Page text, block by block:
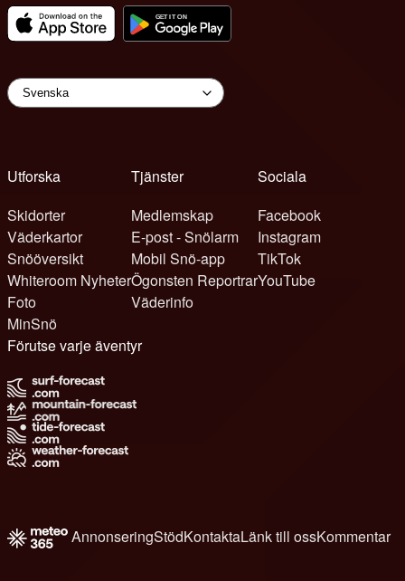
Utforska
Skidorter
Väderkartor
Snööversikt
Whiteroom Nyheter
Foto
MinSnö
Tjänster
Medlemskap
E-post - Snölarm
Mobil Snö-app
Ögonsten Reportrar
Väderinfo
Sociala
Facebook
Instagram
TikTok
YouTube
Förutse varje äventyr
AnnonseringStödKontaktaLänk till ossKommentar